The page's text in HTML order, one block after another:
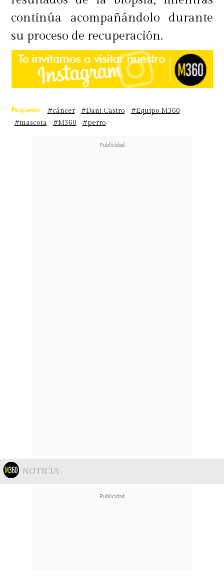
continúa acompañándolo durante
su proceso de recuperación.
Etiquetas : #cáncer #Dani Castro
#Equipo M360
#mascota
#M360 #perro
NOTICIA